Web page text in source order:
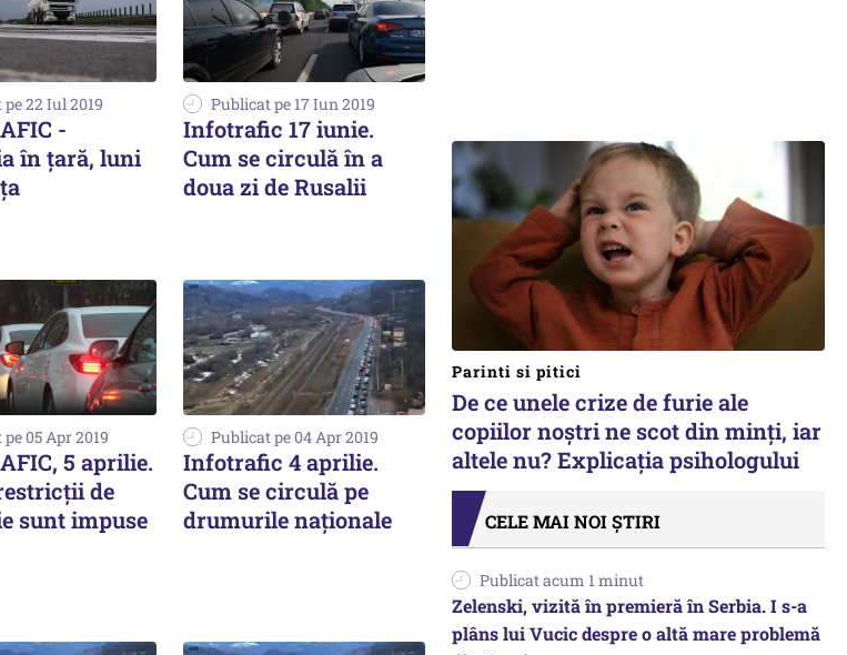
22 Iul 2019
-
în țară, luni
Publicat pe 17 Iun 2019
Infotrafic 17 iunie.
Cum se circulă în a
doua zi de Rusalii
05 Apr 2019
5 aprilie.
de
sunt impuse
Publicat pe 04 Apr 2019
Infotrafic 4 aprilie.
Cum se circulă pe
drumurile naţionale
Parinti si pitici
De ce unele crize de furie ale
copiilor noștri ne scot din minți, iar
altele nu? Explicația psihologului
CELE MAI NOI ȘTIRI
Publicat acum 1 minut
Zelenski, vizită în premieră în Serbia. I s-a
plâns lui Vucic despre o altă mare problemă